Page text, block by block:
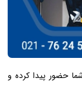
حضور پیدا کرده و